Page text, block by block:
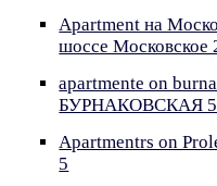
Apartment на
шоссе Московское
apartmente on
БУРНАКОВСКАЯ
Apartmentrs on
5